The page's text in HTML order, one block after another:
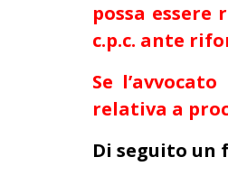
possa
c.p.c. ante
Se
relativa a
Di seguito un